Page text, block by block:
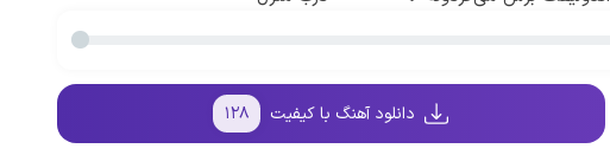
دانلود آهنگ با کیفیت ۱۲۸